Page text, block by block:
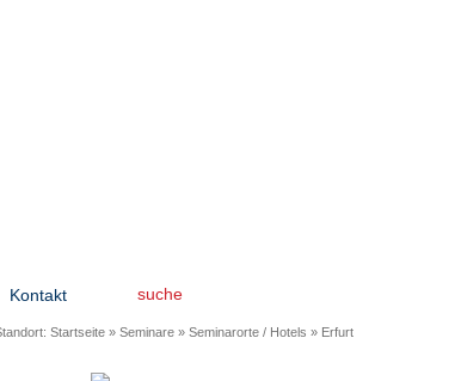
Kontakt suche
Startseite » Seminare » Seminarorte / Hotels » Erfurt